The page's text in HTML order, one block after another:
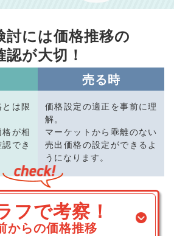
討には価格推移の
認が大切！
は限
が相
でき
売る時
価格設定の適正を事前に理
解。
マーケットから乖離のない
売出価格の設定ができるよ
うになります。
フで考察！
からの価格推移